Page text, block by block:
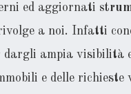
ed aggiornati
a noi. Infatti
dargli ampia
e delle